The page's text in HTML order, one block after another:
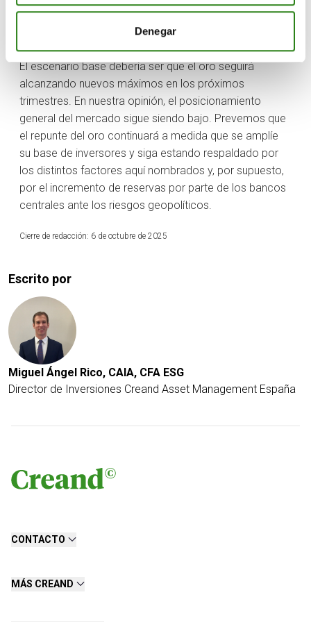
Denegar
ruptura de niveles técnicos clave probablemente
El escenario base debería ser que el oro seguirá
alcanzando nuevos máximos en los próximos
trimestres. En nuestra opinión, el posicionamiento
general del mercado sigue siendo bajo. Prevemos que
el repunte del oro continuará a medida que se amplíe
su base de inversores y siga estando respaldado por
los distintos factores aquí nombrados y, por supuesto,
por el incremento de reservas por parte de los bancos
centrales ante los riesgos geopolíticos.
Cierre de redacción: 6 de octubre de 2025
Escrito por
Miguel Ángel Rico, CAIA, CFA ESG
Director de Inversiones Creand Asset Management España
CONTACTO
MÁS CREAND